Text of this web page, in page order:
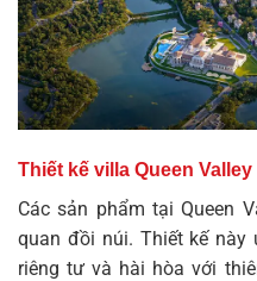
Thiết kế villa Queen
Các sản phẩm tại Queen
quan đồi núi. Thiết kế
riêng tư và hài hòa với